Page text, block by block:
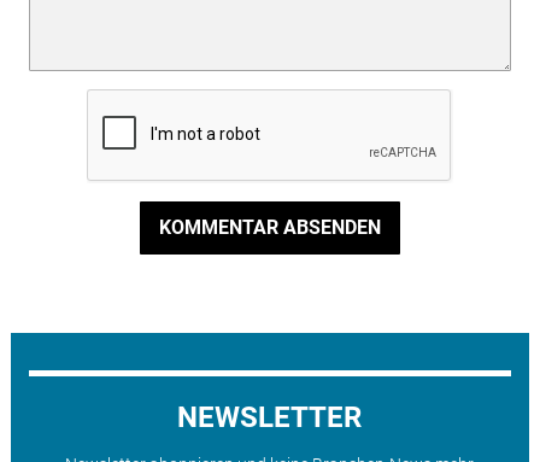
KOMMENTAR ABSENDEN
NEWSLETTER